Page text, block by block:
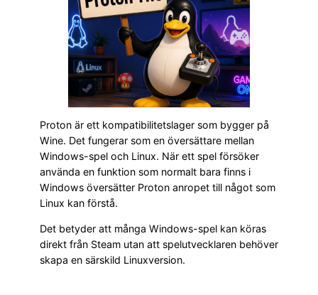
Proton är ett kompatibilitetslager som bygger på
Wine. Det fungerar som en översättare mellan
Windows-spel och Linux. När ett spel försöker
använda en funktion som normalt bara finns i
Windows översätter Proton anropet till något som
Linux kan förstå.
Det betyder att många Windows-spel kan köras
direkt från Steam utan att spelutvecklaren behöver
skapa en särskild Linuxversion.